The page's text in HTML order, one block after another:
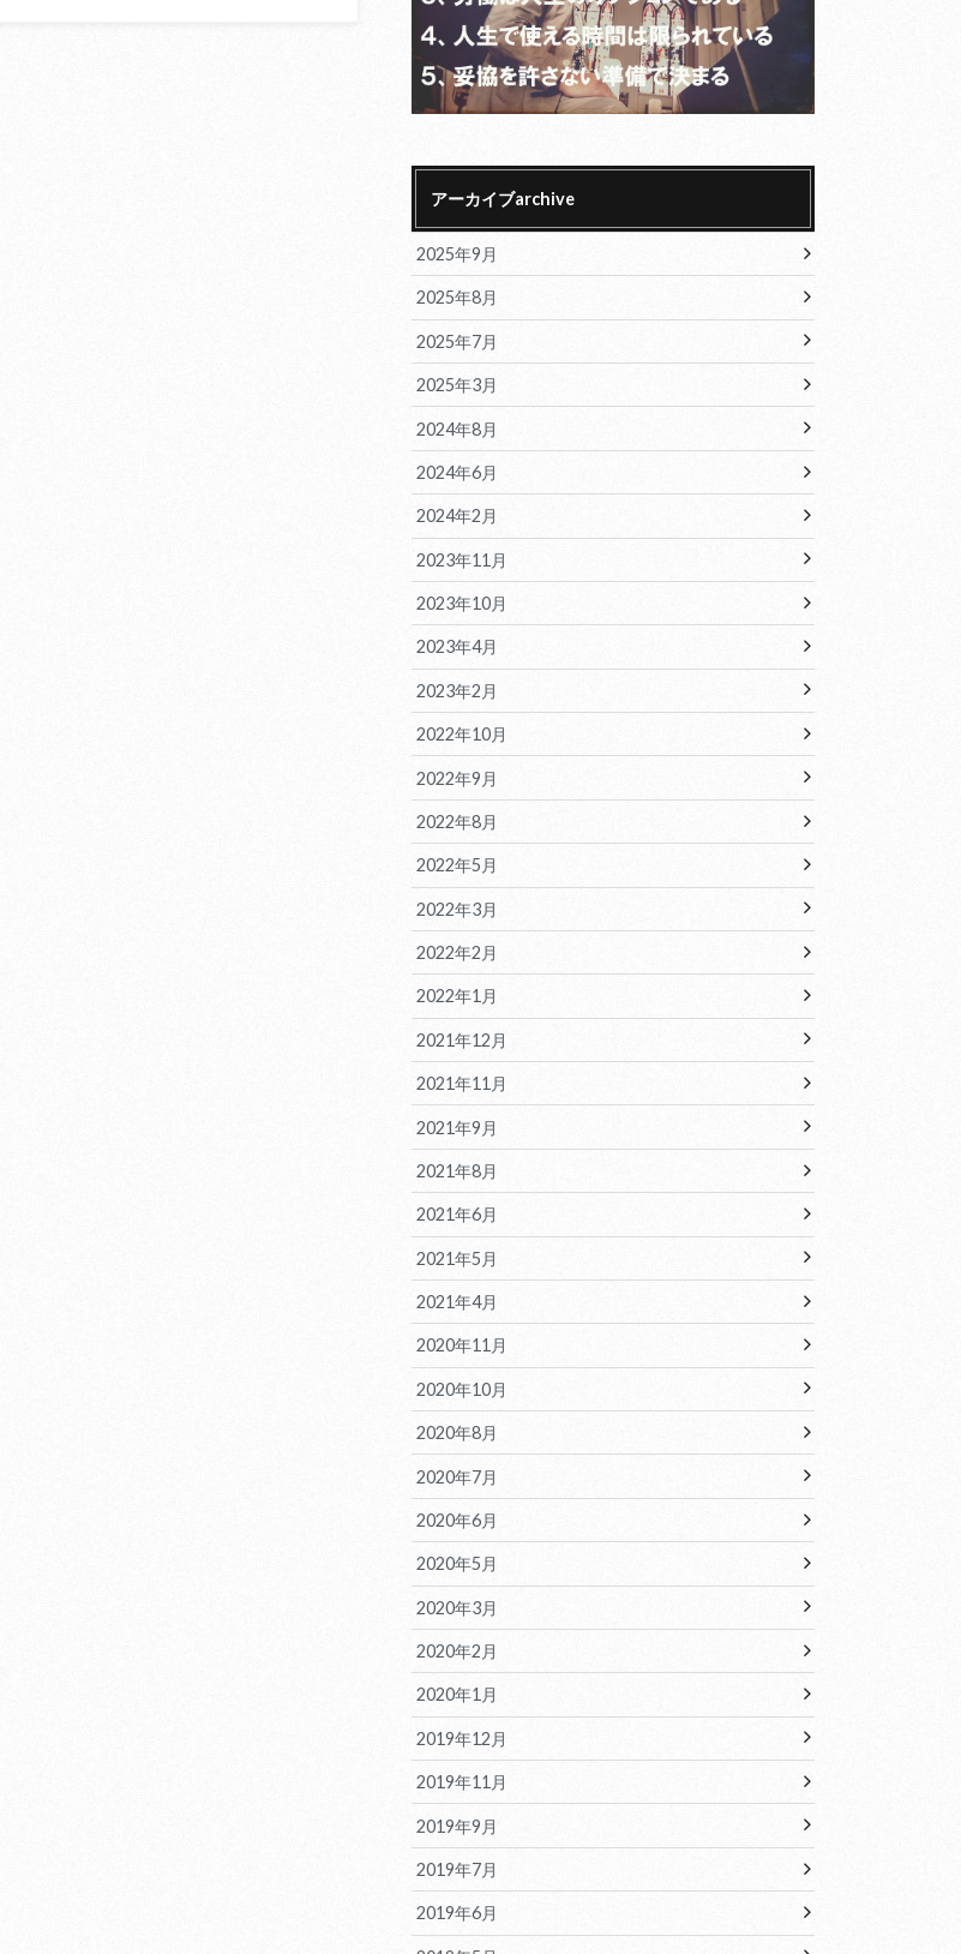
アーカイブarchive
2025年9月
2025年8月
2025年7月
2025年3月
2024年8月
2024年6月
2024年2月
2023年11月
2023年10月
2023年4月
2023年2月
2022年10月
2022年9月
2022年8月
2022年5月
2022年3月
2022年2月
2022年1月
2021年12月
2021年11月
2021年9月
2021年8月
2021年6月
2021年5月
2021年4月
2020年11月
2020年10月
2020年8月
2020年7月
2020年6月
2020年5月
2020年3月
2020年2月
2020年1月
2019年12月
2019年11月
2019年9月
2019年7月
2019年6月